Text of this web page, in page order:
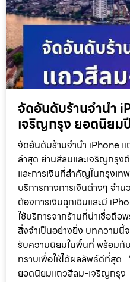
จัดอันดับร้านจำนำ
เจริญกรุง ยอดนิยม
จัดอันดับร้านจำนำ iPhone
ล่าสุด ย่านสีลมและเจริญกรุ
และการเงินที่สำคัญในกรุงเท
บริการทางการเงินต่างๆ จำ
ต้องการเงินฉุกเฉินและมี
ใช้บริการจากร้านที่น่าเชื่อถือ
สิ่งจำเป็นอย่างยิ่ง บทความนี้
รับความนิยมในพื้นที่ พร้อมกั
ทราบเพื่อให้ได้ผลลัพธ์ดีที่สุด
ยอดนิยมแถวสีลม-เจริญกรุง